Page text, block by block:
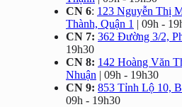
CN 6: 123 Nguyễn Thị
Thành, Quận 1 | 09h -
CN 7: 362 Đường 3/2,
19h30
CN 8: 142 Hoàng Văn
Nhuận | 09h - 19h30
CN 9: 853 Tỉnh Lộ 10,
09h - 19h30